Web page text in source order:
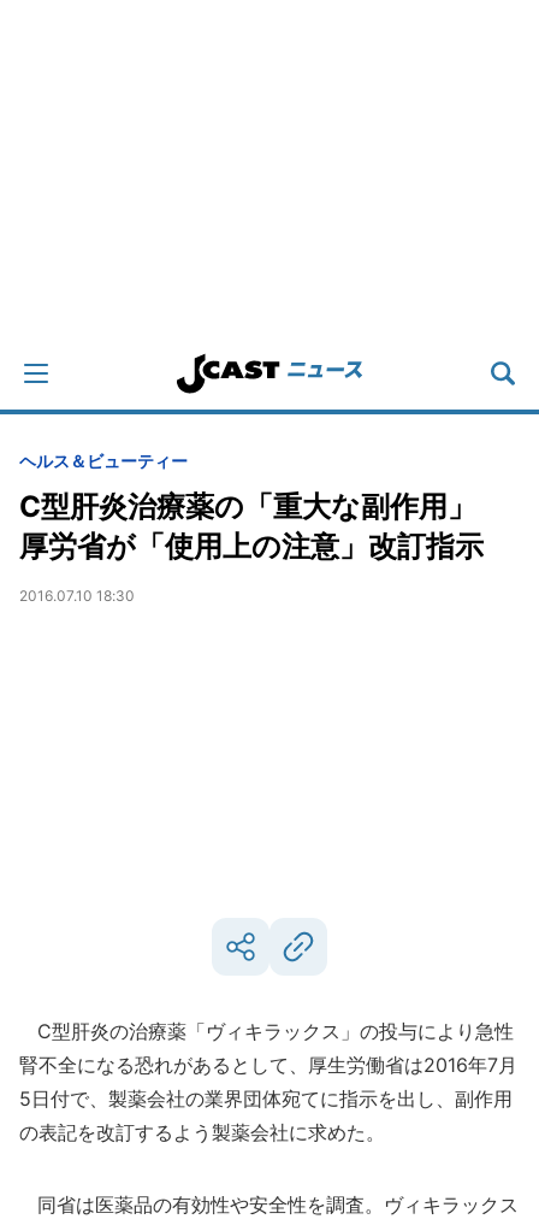
ヘルス＆ビューティー
C型肝炎治療薬の「重大な副作用」
厚労省が「使用上の注意」改訂指示
2016.07.10 18:30
C型肝炎の治療薬「ヴィキラックス」の投与により急性
腎不全になる恐れがあるとして、厚生労働省は2016年7月
5日付で、製薬会社の業界団体宛てに指示を出し、副作用
の表記を改訂するよう製薬会社に求めた。
同省は医薬品の有効性や安全性を調査。ヴィキラックス